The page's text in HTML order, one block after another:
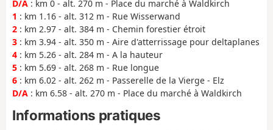
D/A : km 0 - alt. 270 m - Place du marché à Waldkirch
1 : km 1.16 - alt. 312 m - Rue Wisserwand
2 : km 2.97 - alt. 384 m - Chemin forestier étroit
3 : km 3.94 - alt. 350 m - Aire d'atterrissage pour deltaplanes
4 : km 5.26 - alt. 284 m - A la hauteur
5 : km 5.69 - alt. 268 m - Rue longue
6 : km 6.02 - alt. 262 m - Passerelle de la Vierge - Elz
D/A : km 6.58 - alt. 270 m - Place du marché à Waldkirch
Informations pratiques